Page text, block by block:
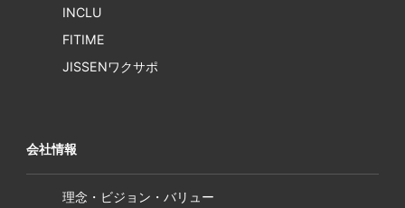
INCLU
FITIME
JISSENワクサポ
会社情報
理念・ビジョン・バリュー